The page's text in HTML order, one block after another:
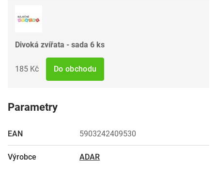
Divoká zvířata - sada 6 ks
185 Kč Do obchodu
Parametry
EAN 5903242409530
Výrobce ADAR